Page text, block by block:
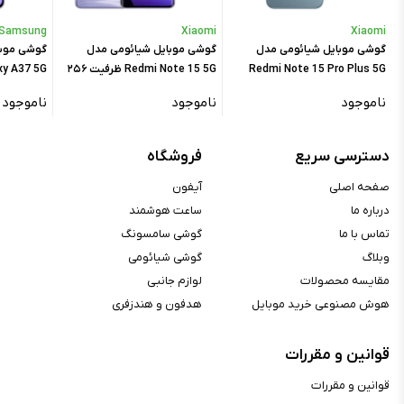
حافظه و رم
درگاه کارت حافظه :
ندارد
حافظه داخلی :
۵۱۲ گیگابایت
رم :
۱۲ گیگابایت
صدا
جک ۳.۵ میلی‌متری : ندارد
مشخصات اسپیکر :
۲۴-bit/۱۹۲kHz Hi-Res, Dolby
اسپیکرهای استریو
ارتباطات
WLAN :
بلوتوث :
Xiaomi
گوشی موبایل شیائومی مدل
Redmi Note 15 Pro Plus 5G
گیگابایت
ناموجود
Xiaomi
گوشی موبایل شیائومی مدل
Redmi Note 15 5G ظرفیت ۲۵۶
ناموجود
گوشی
ناموجود
دسترسی سریع
صفحه اصلی
درباره ما
تماس با ما
وبلاگ
مقایسه محصولات
هوش مصنوعی خرید موبایل
فروشگاه
آیفون
ساعت هوشمند
گوشی سامسونگ
گوشی شیائومی
لوازم جانبی
هدفون و هندزفری
قوانین و مقررات
قوانین و مقررات